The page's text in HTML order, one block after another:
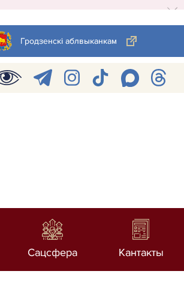
Гродзенскі аблвыканкам
Сацсфера Кантакты